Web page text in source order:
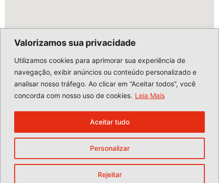
Valorizamos sua privacidade
Utilizamos cookies para aprimorar sua experiência de
navegação, exibir anúncios ou conteúdo personalizado e
analisar nosso tráfego. Ao clicar em “Aceitar todos”, você
concorda com nosso uso de cookies. Leia Mais
Personalizar
Rejeitar
Aceitar tudo
Politica de Privacidade.
Desenvolvido porTropical Sites